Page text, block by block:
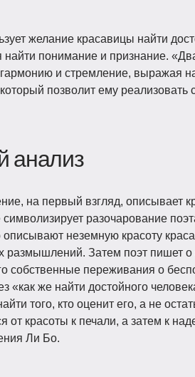
желание красавицы найти
найти понимание и признание.
и стремление, выражая
позволит ему реализовать
анализ
на первый взгляд, описывает
разочарование
описывают неземную красоту
размышлений. Затем поэт пишет о
собственные переживания о
«как же найти достойного
того, кто оценит его, а не
от красоты к печали, а затем к
Ли Бо.